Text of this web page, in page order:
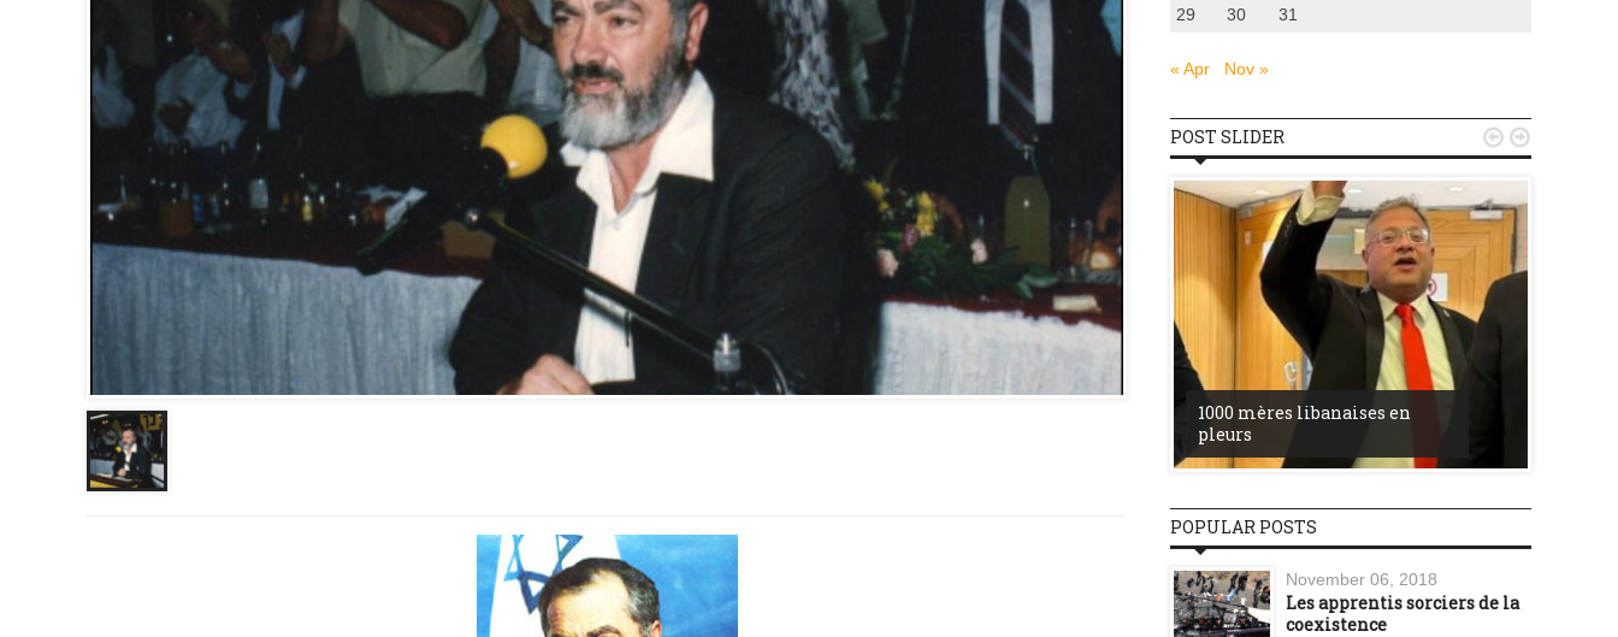
INTERNATIONAL
September 12, 2012
L’ambassadeur des Etats-Unis tué en
Lybie
29
30 31
« Apr Nov »
POST SLIDER
Vidéo d’Itamar Ben Gvir :
inélégante fanfaronnade ou
symptôme d’une fatigue
1000 mères libanaises en
pleurs
 
POPULAR POSTS
November 06, 2018
Les apprentis sorciers de la
coexistence